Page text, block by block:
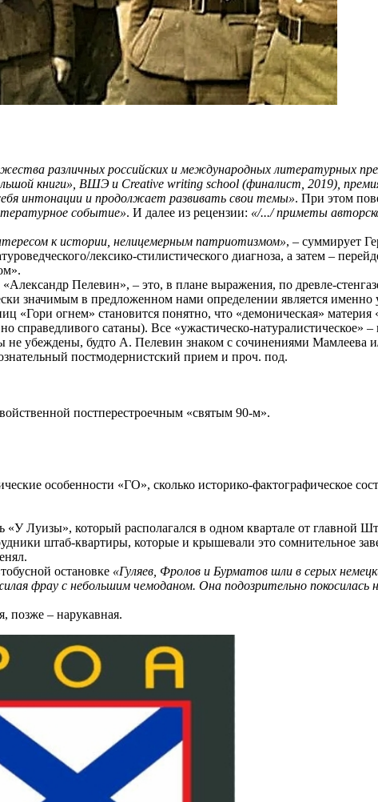
различных российских и международных литературных
книги», ВШЭ и Creative writing school (финалист, 2019),
интонации и продолжает развивать свои темы». При этом
событие». И далее из рецензии: «/.../ приметы
к истории, нелицемерным патриотизмом», – суммирует
лексико-стилистического диагноза, а затем –
Пелевин», – это, в плане выражения, по древле-
значимым в предложенном нами определении является
«Гори огнем» становится понятно, что «демоническая»
справедливого сатаны). Все «ужастическо-натуралистическое»
убеждены, будто А. Пелевин знаком с сочинениями Мамлеева
постмодернистский прием и проч. под.
постперестроечным «святым 90-м».
особенности «ГО», сколько историко-фактографическое
«У Луизы», который располагался в одном квартале от главной
штаб-квартиры, которые и крышевали это сомнительное
остановке «Гуляев, Фролов и Бурматов шли в серых
фрау с небольшим чемоданом. Она подозрительно
позже – нарукавная.